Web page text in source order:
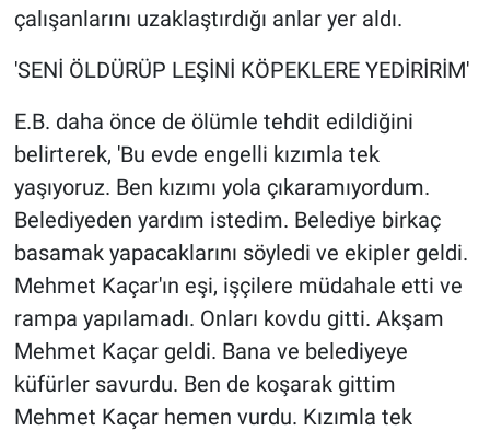
çalışanlarını uzaklaştırdığı anlar yer aldı.
'SENİ ÖLDÜRÜP LEŞİNİ KÖPEKLERE YEDİRİRİM'
E.B. daha önce de ölümle tehdit edildiğini
belirterek, 'Bu evde engelli kızımla tek
yaşıyoruz. Ben kızımı yola çıkaramıyordum.
Belediyeden yardım istedim. Belediye birkaç
basamak yapacaklarını söyledi ve ekipler geldi.
Mehmet Kaçar'ın eşi, işçilere müdahale etti ve
rampa yapılamadı. Onları kovdu gitti. Akşam
Mehmet Kaçar geldi. Bana ve belediyeye
küfürler savurdu. Ben de koşarak gittim
Mehmet Kaçar hemen vurdu. Kızımla tek